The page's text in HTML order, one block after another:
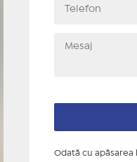
Odată cu apăsarea